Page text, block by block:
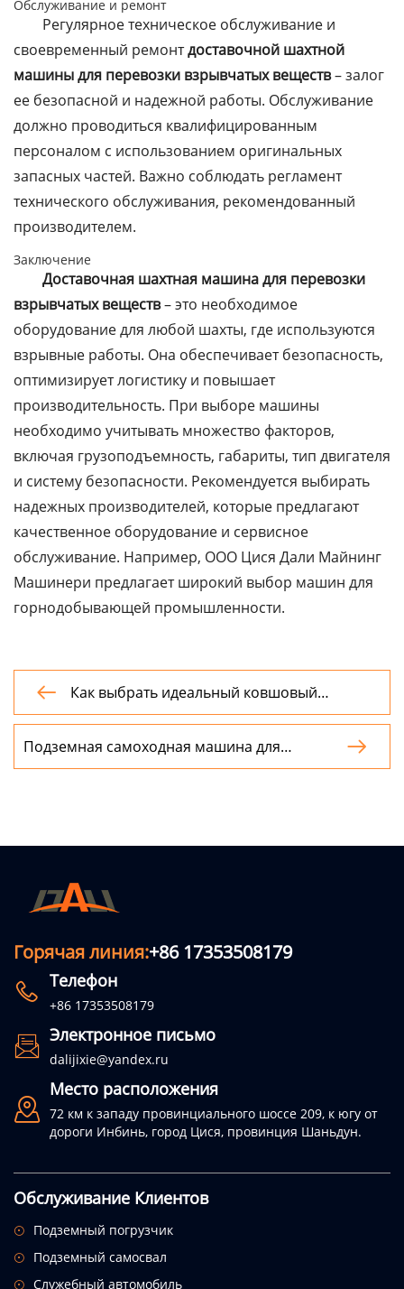
Обслуживание и ремонт
Регулярное техническое обслуживание и
своевременный ремонтдоставочной шахтной
машины для перевозки взрывчатых веществ– залог
ее безопасной и надежной работы. Обслуживание
должно проводиться квалифицированным
персоналом с использованием оригинальных
запасных частей. Важно соблюдать регламент
технического обслуживания, рекомендованный
производителем.
Заключение
Доставочная шахтная машина для перевозки
взрывчатых веществ– это необходимое
оборудование для любой шахты, где используются
взрывные работы. Она обеспечивает безопасность,
оптимизирует логистику и повышает
производительность. При выборе машины
необходимо учитывать множество факторов,
включая грузоподъемность, габариты, тип двигателя
и систему безопасности. Рекомендуется выбирать
надежных производителей, которые предлагают
качественное оборудование и сервисное
обслуживание. Например, ООО Цися Дали Майнинг
Машинери предлагает широкий выбор машин для
горнодобывающей промышленности.

Как выбрать идеальный ковшовый
погрузчик: руководство от эксперта с 10-
Подземная самоходная машина для
перевозки взрывчатых веществ и средств

Горячая линия:+86 17353508179
 Телефон
+86 17353508179
 Электронное письмо
dalijixie@yandex.ru

Место расположения
72 км к западу провинциального шоссе 209, к югу от
дороги Инбинь, город Цися, провинция Шаньдун.
Обслуживание Клиентов
 Подземный погрузчик
 Подземный самосвал
 Служебный автомобиль